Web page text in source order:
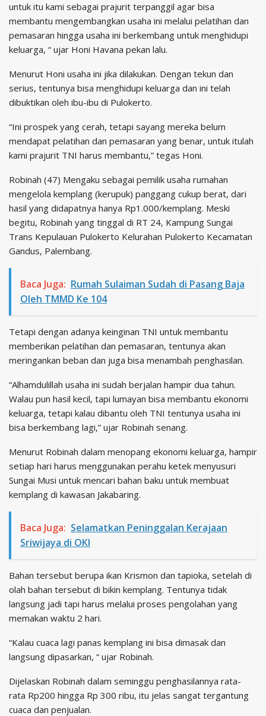
untuk itu kami sebagai prajurit terpanggil agar bisa
membantu mengembangkan usaha ini melalui pelatihan dan
pemasaran hingga usaha ini berkembang untuk menghidupi
keluarga, “ ujar Honi Havana pekan lalu.
Menurut Honi usaha ini jika dilakukan. Dengan tekun dan
serius, tentunya bisa menghidupi keluarga dan ini telah
dibuktikan oleh ibu-ibu di Pulokerto.
“Ini prospek yang cerah, tetapi sayang mereka belum
mendapat pelatihan dan pemasaran yang benar, untuk itulah
kami prajurit TNI harus membantu,” tegas Honi.
Robinah (47) Mengaku sebagai pemilik usaha rumahan
mengelola kemplang (kerupuk) panggang cukup berat, dari
hasil yang didapatnya hanya Rp1.000/kemplang. Meski
begitu, Robinah yang tinggal di RT 24, Kampung Sungai
Trans Kepulauan Pulokerto Kelurahan Pulokerto Kecamatan
Gandus, Palembang.
Baca Juga: Rumah Sulaiman Sudah di Pasang Baja
Oleh TMMD Ke 104
Tetapi dengan adanya keinginan TNI untuk membantu
memberikan pelatihan dan pemasaran, tentunya akan
meringankan beban dan juga bisa menambah penghasilan.
“Alhamdulillah usaha ini sudah berjalan hampir dua tahun.
Walau pun hasil kecil, tapi lumayan bisa membantu ekonomi
keluarga, tetapi kalau dibantu oleh TNI tentunya usaha ini
bisa berkembang lagi,” ujar Robinah senang.
Menurut Robinah dalam menopang ekonomi keluarga, hampir
setiap hari harus menggunakan perahu ketek menyusuri
Sungai Musi untuk mencari bahan baku untuk membuat
kemplang di kawasan Jakabaring.
Baca Juga: Selamatkan Peninggalan Kerajaan
Sriwijaya di OKI
Bahan tersebut berupa ikan Krismon dan tapioka, setelah di
olah bahan tersebut di bikin kemplang. Tentunya tidak
langsung jadi tapi harus melalui proses pengolahan yang
memakan waktu 2 hari.
“Kalau cuaca lagi panas kemplang ini bisa dimasak dan
langsung dipasarkan, “ ujar Robinah.
Dijelaskan Robinah dalam seminggu penghasilannya rata-
rata Rp200 hingga Rp 300 ribu, itu jelas sangat tergantung
cuaca dan penjualan.